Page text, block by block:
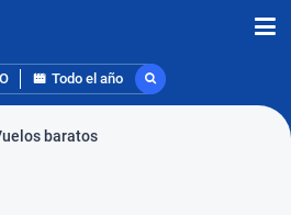
Todo el año
baratos